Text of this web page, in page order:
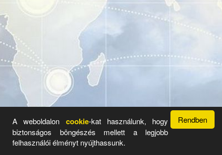
Üzemeltető: Radar Hirdető Rendszer 2017 - 2026 ©
Önnek is saját aloldala.
Rendben
A weboldalon cookie-kat használunk, hogy
biztonságos böngészés mellett a legjobb
felhasználói élményt nyújthassunk.